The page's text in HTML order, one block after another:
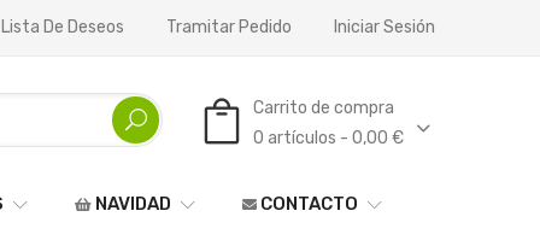
Lista De Deseos Tramitar Pedido Iniciar Sesión
Carrito de compra
0 artículos - 0,00 €
NAVIDAD CONTACTO